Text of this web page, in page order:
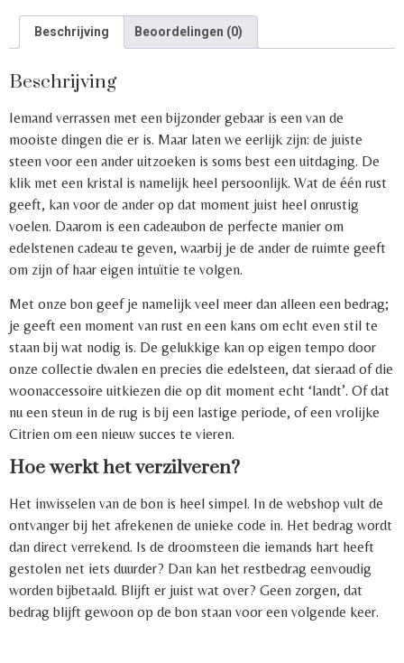
Beschrijving Beoordelingen (0)
Beschrijving
Iemand verrassen met een bijzonder gebaar is een van de
mooiste dingen die er is. Maar laten we eerlijk zijn: de juiste
steen voor een ander uitzoeken is soms best een uitdaging. De
klik met een kristal is namelijk heel persoonlijk. Wat de één rust
geeft, kan voor de ander op dat moment juist heel onrustig
voelen. Daarom is een cadeaubon de perfecte manier om
edelstenen cadeau te geven, waarbij je de ander de ruimte geeft
om zijn of haar eigen intuïtie te volgen.
Met onze bon geef je namelijk veel meer dan alleen een bedrag;
je geeft een moment van rust en een kans om echt even stil te
staan bij wat nodig is. De gelukkige kan op eigen tempo door
onze collectie dwalen en precies die edelsteen, dat sieraad of die
woonaccessoire uitkiezen die op dit moment echt ‘landt’. Of dat
nu een steun in de rug is bij een lastige periode, of een vrolijke
Citrien om een nieuw succes te vieren.
Hoe werkt het verzilveren?
Het inwisselen van de bon is heel simpel. In de webshop vult de
ontvanger bij het afrekenen de unieke code in. Het bedrag wordt
dan direct verrekend. Is de droomsteen die iemands hart heeft
gestolen net iets duurder? Dan kan het restbedrag eenvoudig
worden bijbetaald. Blijft er juist wat over? Geen zorgen, dat
bedrag blijft gewoon op de bon staan voor een volgende keer.